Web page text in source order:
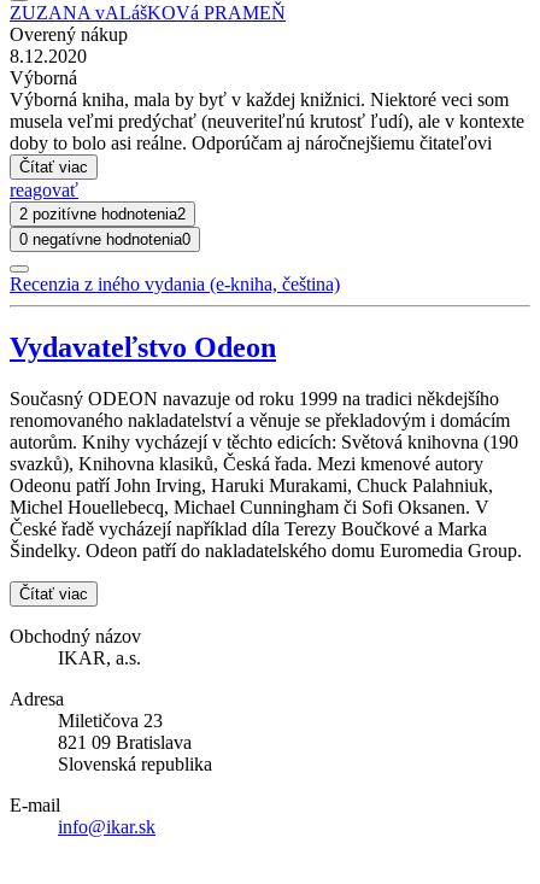
ZUZANA vALášKOVá PRAMEŇ
Overený nákup
8.12.2020
Výborná
Výborná kniha, mala by byť v každej knižnici. Niektoré veci som
musela veľmi predýchať (neuveriteľnú krutosť ľudí), ale v kontexte
doby to bolo asi reálne. Odporúčam aj náročnejšiemu čitateľovi
Čítať viac
reagovať
2 pozitívne hodnotenia2
0 negatívne hodnotenia0
Recenzia z iného vydania (e-kniha, čeština)
Vydavateľstvo Odeon
Současný ODEON navazuje od roku 1999 na tradici někdejšího
renomovaného nakladatelství a věnuje se překladovým i domácím
autorům. Knihy vycházejí v těchto edicích: Světová knihovna (190
svazků), Knihovna klasiků, Česká řada. Mezi kmenové autory
Odeonu patří John Irving, Haruki Murakami, Chuck Palahniuk,
Michel Houellebecq, Michael Cunningham či Sofi Oksanen. V
České řadě vycházejí například díla Terezy Boučkové a Marka
Šindelky. Odeon patří do nakladatelského domu Euromedia Group.
Čítať viac
Obchodný názov
IKAR, a.s.
Adresa
Miletičova 23
821 09 Bratislava
Slovenská republika
E-mail
info@ikar.sk